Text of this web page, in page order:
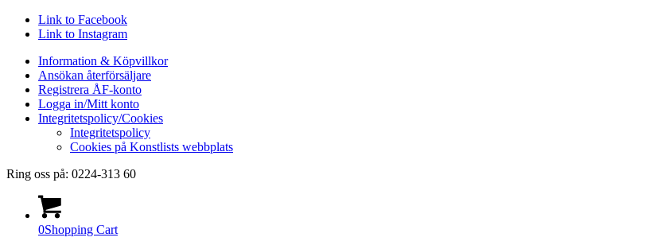
Link to Facebook
Link to Instagram
Information & Köpvillkor
Ansökan återförsäljare
Registrera ÅF-konto
Logga in/Mitt konto
Integritetspolicy/Cookies
Integritetspolicy
Cookies på Konstlists webbplats
Ring oss på: 0224-313 60
0Shopping Cart